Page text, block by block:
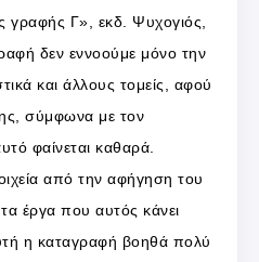
γραφής Γ», εκδ. Ψυχογιός,
δεν εννοούμε μόνο την
και άλλους τομείς, αφού
σύμφωνα με τον
φαίνεται καθαρά.
από την αφήγηση του
έργα που αυτός κάνει
η καταγραφή βοηθά πολύ